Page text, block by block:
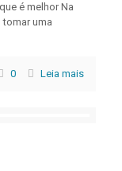
é melhor Na
tomar uma
0 Leia mais